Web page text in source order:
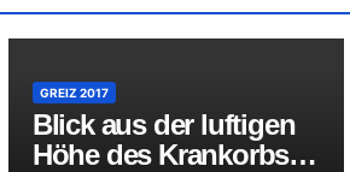
GREIZ 2017
Blick aus der luftigen
Höhe des Krankorbs